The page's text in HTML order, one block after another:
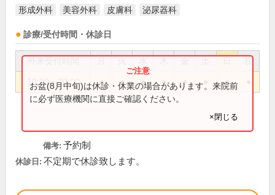
形成外科 美容外科 皮膚科 泌尿器科
診療/受付時間・休診日
祝
10:00～20:00 ● ● ● ● ● ●
お盆(8月中旬)は休診・休業の場合があります。来院前
に必ず医療機関に直接ご確認ください。
×閉じる
備考: 予約制
休診日: 不定期で休診致します。